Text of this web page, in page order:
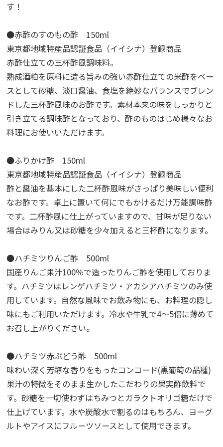
す！
●赤酢のすのもの酢 150ml
東京都地域特産品認証食品（イイシナ）登録商品
赤酢仕立ての三杯酢風調味料。
熟成酒粕を原料に造る旨みの強い赤酢仕立ての米酢をベー
スとして砂糖、淡口醤油、食塩を絶妙なバランスでブレン
ドした三杯酢風味のお酢です。素材本来の味をしっかりと
引き立てる調味酢となっており、酢のものはじめ様々なお
料理にお使いいただけます。
●ふりかけ酢 150ml
東京都地域特産品認証食品（イイシナ）登録商品
酢と醤油を基本にした二杯酢風味がさっぱり美味しい便利
なお酢です。卓上に置いて何にでもかけるだけ万能調味酢
です。二杯酢風に仕上がっていますので、甘味が足りない
場合はみりん又は砂糖を少々加えると三杯酢になります。
●ハチミツりんご酢 500ml
国産りんご果汁100％で造ったりんご酢を使用しておりま
す。ハチミツはレンゲハチミツ・アカシアハチミツのみ使
用しています。自然な風味でお飲み物にも、お料理の隠し
味にもご利用いただけます。冷水や牛乳で4～5倍に薄めて
お召し上がりください。
●ハチミツ赤ぶどう酢 500ml
味わい深く芳醇な香りをもったコンコード(黒葡萄の品種)
果汁の特徴をそのまま生かしたこだわりの果実酢飲料で
す。砂糖を一切使わずはちみつとガラクトオリゴ糖だけで
仕上げています。水や炭酸水で割るのはもちろん、ヨーグ
ルトやアイスにフルーツソースとして使用できます。